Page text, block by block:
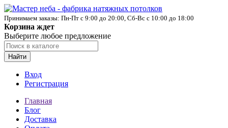
Принимаем заказы: Пн-Пт с 9:00 до 20:00, Сб-Вс с 10:00 до 18:00
Корзина ждет
Выберите любое предложение
Найти
Вход
Регистрация
Главная
Блог
Доставка